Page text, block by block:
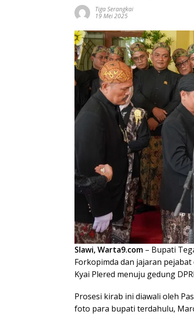
Tiga Serangkai
19 Mei 2025
Slawi, Warta9.com – Bupati
Forkopimda dan jajaran
Kyai Plered menuju gedung
Prosesi kirab ini diawali oleh
foto para bupati terdahulu,